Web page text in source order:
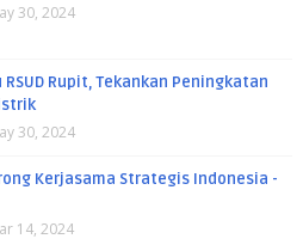
30, 2024
Rupit, Tekankan Peningkatan
30, 2024
Kerjasama Strategis Indonesia -
14, 2024